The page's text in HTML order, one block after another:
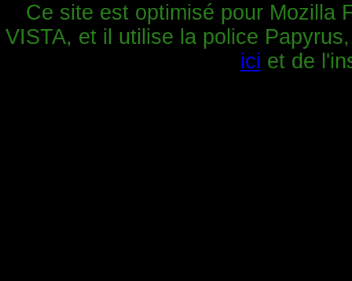
Ce site est optimisé pour Mozilla
VISTA, et il utilise la police
ici et de